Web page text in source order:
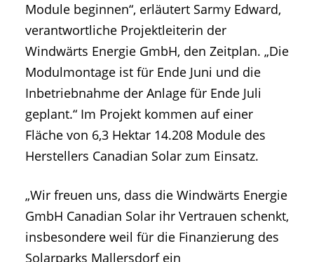
Module beginnen“, erläutert Sarmy Edward,
verantwortliche Projektleiterin der
Windwärts Energie GmbH, den Zeitplan. „Die
Modulmontage ist für Ende Juni und die
Inbetriebnahme der Anlage für Ende Juli
geplant.“ Im Projekt kommen auf einer
Fläche von 6,3 Hektar 14.208 Module des
Herstellers Canadian Solar zum Einsatz.
„Wir freuen uns, dass die Windwärts Energie
GmbH Canadian Solar ihr Vertrauen schenkt,
insbesondere weil für die Finanzierung des
Solarparks Mallersdorf ein